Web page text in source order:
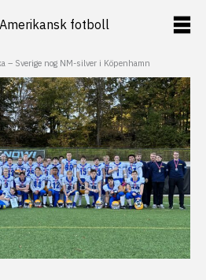
Amerikansk fotboll
– Sverige nog NM-silver i Köpenhamn